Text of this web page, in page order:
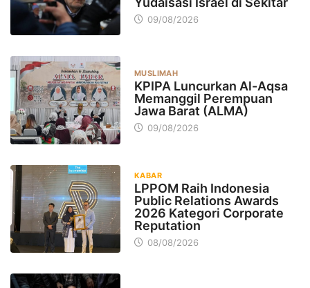
09/08/2026
MUSLIMAH
KPIPA Luncurkan Al-Aqsa
Memanggil Perempuan
Jawa Barat (ALMA)
09/08/2026
KABAR
LPPOM Raih Indonesia
Public Relations Awards
2026 Kategori Corporate
Reputation
08/08/2026